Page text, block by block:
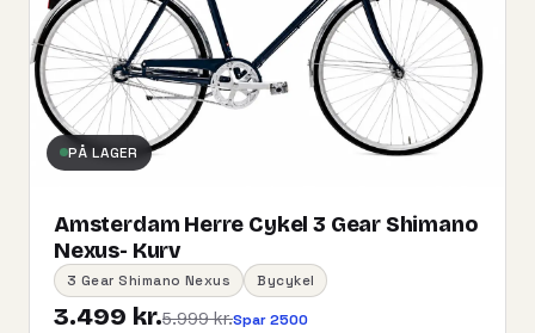
PÅ LAGER
Amsterdam Herre Cykel 3 Gear Shimano
Nexus- Kurv
3 Gear Shimano Nexus Bycykel
3.499 kr.5.999 kr.Spar 2500